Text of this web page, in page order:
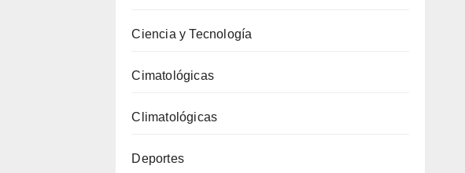
Ciencia y Tecnología
Cimatológicas
Climatológicas
Deportes